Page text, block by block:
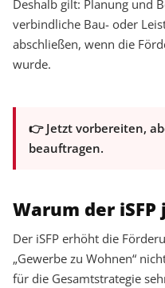
Deshalb gilt: Planung und
verbindliche Bau- oder
abschließen, wenn die
wurde.
👉 Jetzt vorbereiten,
beauftragen.
Warum der
Der iSFP erhöht die
„Gewerbe zu Wohnen“
für die Gesamtstrategie